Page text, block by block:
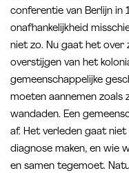
conferentie van Berlijn in
onafhankelijkheid
niet zo. Nu gaat het over
overstijgen van het
gemeenschappelijke
moeten aannemen zoals
wandaden. Een
af. Het verleden gaat
diagnose maken, en wie
en samen tegemoet.